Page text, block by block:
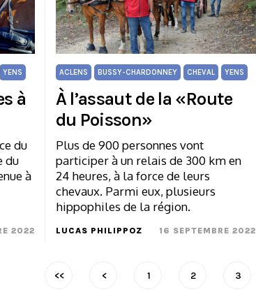
YENS
à
du
du
à
2022
ACLENS BUSSY-CHARDONNEY CHEVAL YENS
À l’assaut de la «Route
du Poisson»
Plus de 900 personnes vont
participer à un relais de 300 km en
24 heures, à la force de leurs
chevaux. Parmi eux, plusieurs
hippophiles de la région.
LUCAS PHILIPPOZ 16 SEPTEMBRE 2022
<< < 1 2 3